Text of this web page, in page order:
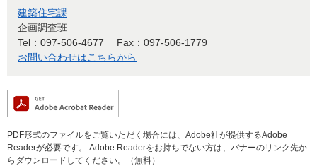
建築住宅課
企画調査班
Tel：097-506-4677
Fax：097-506-1779
お問い合わせはこちらから
PDF形式のファイルをご覧いただく場合には、Adobe社が提供するAdobe
Readerが必要です。
Adobe Readerをお持ちでない方は、バナーのリンク先か
らダウンロードしてください。（無料）